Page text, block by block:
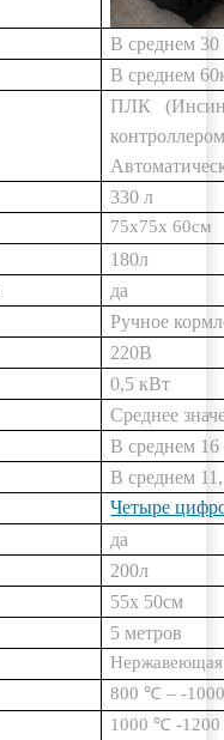
В среднем 30
В среднем
ПЛК
330 л
75x75x 60см
180л
да
Ручное
220В
0,5 кВт
Среднее
В среднем 16
В среднем
Четыре
да
200л
55x 50см
5 метров
Нержавеющая
800 ℃ – -
1000 ℃ -1200